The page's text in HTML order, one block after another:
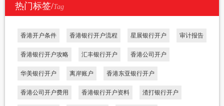
热门标签/Tag
香港开户条件 香港银行开户流程 星展银行开户 审计报告
香港银行开户攻略 汇丰银行开户 香港公司开户
华美银行开户 离岸账户 香港东亚银行开户
香港公司开户费用 香港银行开户资料 渣打银行开户